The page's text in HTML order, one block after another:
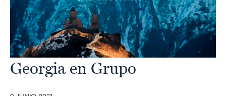
Georgia en Grupo